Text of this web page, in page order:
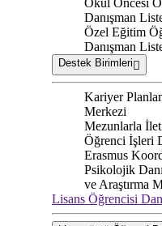
Okul Öncesi
Danışman
Özel Eğitim
Danışman
Destek Birimleri
Kariyer
Merkezi
Mezunlarla
Öğrenci İşleri
Erasmus
Psikolojik
ve Araştırma
Lisans Öğrencisi